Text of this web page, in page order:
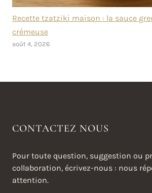
Recette tzatziki maison : la sauce
crémeuse
août 4, 2026
CONTACTEZ NOUS
Pour toute question, suggestion ou
collaboration, écrivez-nous : nous
attention.